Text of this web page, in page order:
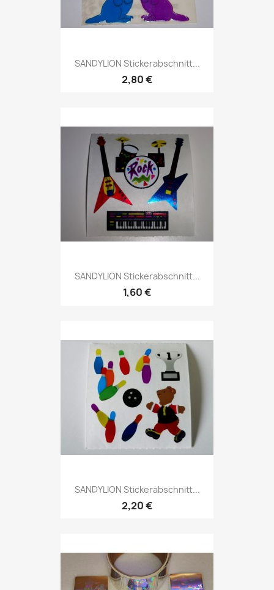
SANDYLION Stickerabschnitt...
2,80 €
SANDYLION Stickerabschnitt...
1,60 €
SANDYLION Stickerabschnitt...
2,20 €